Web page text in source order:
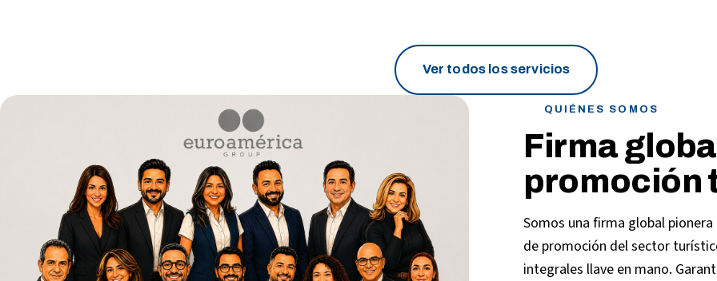
Ver todos los servicios
QUIÉNES SOMOS
Firma
promoción
Somos una firma global
de promoción del sector
integrales llave en mano.